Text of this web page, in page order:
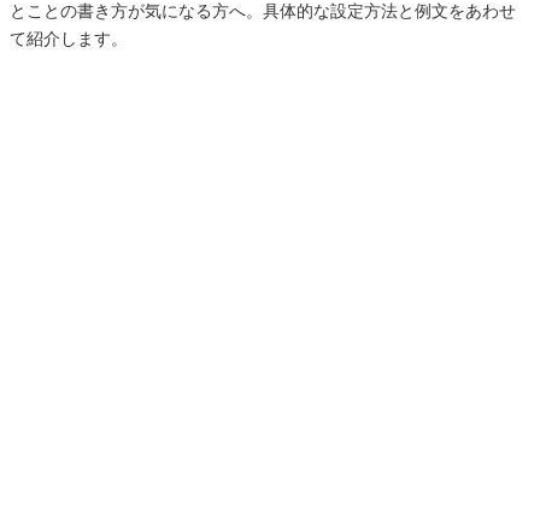
とことの書き方が気になる方へ。具体的な設定方法と例文をあわせ
て紹介します。